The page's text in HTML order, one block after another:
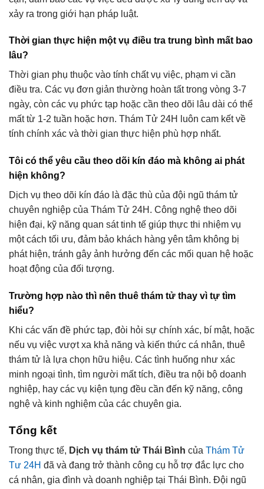
xảy ra trong giới hạn pháp luật.
Thời gian thực hiện một vụ điều tra trung bình mất bao
lâu?
Thời gian phụ thuộc vào tính chất vụ việc, phạm vi cần
điều tra. Các vụ đơn giản thường hoàn tất trong vòng 3-7
ngày, còn các vụ phức tạp hoặc cần theo dõi lâu dài có thể
mất từ 1-2 tuần hoặc hơn. Thám Tử 24H luôn cam kết về
tính chính xác và thời gian thực hiện phù hợp nhất.
Tôi có thể yêu cầu theo dõi kín đáo mà không ai phát
hiện không?
Dịch vụ theo dõi kín đáo là đặc thù của đội ngũ thám tử
chuyên nghiệp của Thám Tử 24H. Công nghệ theo dõi
hiện đại, kỹ năng quan sát tinh tế giúp thực thi nhiệm vụ
một cách tối ưu, đảm bảo khách hàng yên tâm không bị
phát hiện, tránh gây ảnh hưởng đến các mối quan hệ hoặc
hoạt động của đối tượng.
Trường hợp nào thì nên thuê thám tử thay vì tự tìm
hiểu?
Khi các vấn đề phức tạp, đòi hỏi sự chính xác, bí mật, hoặc
nếu vụ việc vượt xa khả năng và kiến thức cá nhân, thuê
thám tử là lựa chọn hữu hiệu. Các tình huống như xác
minh ngoại tình, tìm người mất tích, điều tra nội bộ doanh
nghiệp, hay các vụ kiện tụng đều cần đến kỹ năng, công
nghệ và kinh nghiệm của các chuyên gia.
Tổng kết
Trong thực tế, Dịch vụ thám tử Thái Bình của Thám Tử
Tư 24H đã và đang trở thành công cụ hỗ trợ đắc lực cho
cá nhân, gia đình và doanh nghiệp tại Thái Bình. Đội ngũ